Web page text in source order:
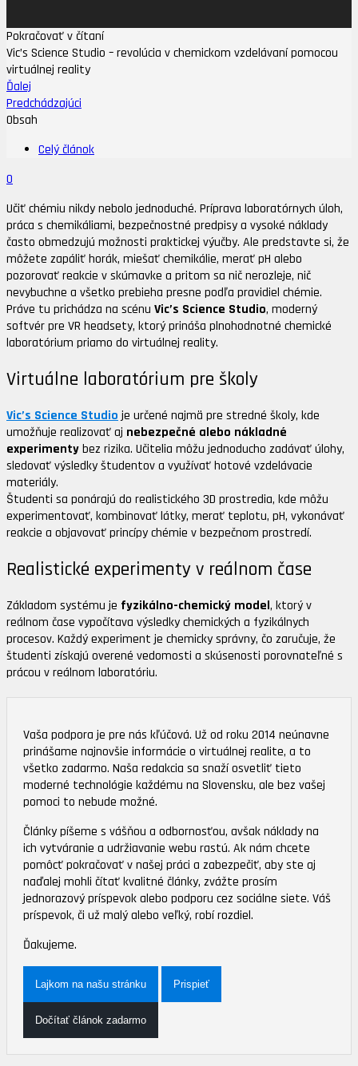
Pokračovať v čítaní
Vic’s Science Studio – revolúcia v chemickom vzdelávaní pomocou
virtuálnej reality
Ďalej
Predchádzajúci
Obsah
Celý článok
0
Učiť chémiu nikdy nebolo jednoduché. Príprava laboratórnych úloh,
práca s chemikáliami, bezpečnostné predpisy a vysoké náklady
často obmedzujú možnosti praktickej výučby. Ale predstavte si, že
môžete zapáliť horák, miešať chemikálie, merať pH alebo
pozorovať reakcie v skúmavke a pritom sa nič nerozleje, nič
nevybuchne a všetko prebieha presne podľa pravidiel chémie.
Práve tu prichádza na scénu Vic’s Science Studio, moderný
softvér pre VR headsety, ktorý prináša plnohodnotné chemické
laboratórium priamo do virtuálnej reality.
Virtuálne laboratórium pre školy
Vic’s Science Studio je určené najmä pre stredné školy, kde
umožňuje realizovať aj nebezpečné alebo nákladné
experimentybez rizika. Učitelia môžu jednoducho zadávať úlohy,
sledovať výsledky študentov a využívať hotové vzdelávacie
materiály.
Študenti sa ponárajú do realistického 3D prostredia, kde môžu
experimentovať, kombinovať látky, merať teplotu, pH, vykonávať
reakcie a objavovať princípy chémie v bezpečnom prostredí.
Realistické experimenty v reálnom čase
Základom systému je fyzikálno-chemický model, ktorý v
reálnom čase vypočítava výsledky chemických a fyzikálnych
procesov. Každý experiment je chemicky správny, čo zaručuje, že
študenti získajú overené vedomosti a skúsenosti porovnateľné s
prácou v reálnom laboratóriu.
Vaša podpora je pre nás kľúčová. Už od roku 2014 neúnavne
prinášame najnovšie informácie o virtuálnej realite, a to
všetko zadarmo. Naša redakcia sa snaží osvetliť tieto
moderné technológie každému na Slovensku, ale bez vašej
pomoci to nebude možné.
Články píšeme s vášňou a odbornosťou, avšak náklady na
ich vytváranie a udržiavanie webu rastú. Ak nám chcete
pomôcť pokračovať v našej práci a zabezpečiť, aby ste aj
naďalej mohli čítať kvalitné články, zvážte prosím
jednorazový príspevok alebo podporu cez sociálne siete. Váš
príspevok, či už malý alebo veľký, robí rozdiel.
Ďakujeme.
Lajkom na našu stránku Prispieť
Dočítať článok zadarmo